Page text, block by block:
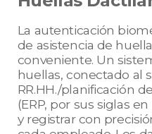
La autenticación
de asistencia de
conveniente. Un
huellas, conectado al
RR.HH./planificación
(ERP, por sus siglas
y registrar con